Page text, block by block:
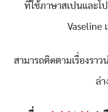
ที่ใช้ภาษาสเปนและโ
Vaseline
สามารถติดตามเรื่องรา
ล่า